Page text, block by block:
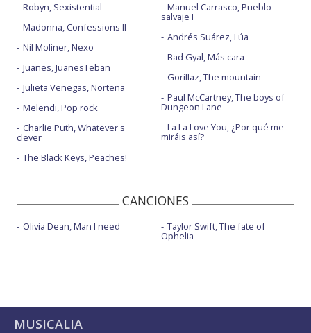
Robyn, Sexistential
Madonna, Confessions II
Nil Moliner, Nexo
Juanes, JuanesTeban
Julieta Venegas, Norteña
Melendi, Pop rock
Charlie Puth, Whatever's
clever
The Black Keys, Peaches!
Manuel Carrasco, Pueblo
salvaje I
Andrés Suárez, Lúa
Bad Gyal, Más cara
Gorillaz, The mountain
Paul McCartney, The boys of
Dungeon Lane
La La Love You, ¿Por qué me
miráis así?
CANCIONES
Olivia Dean, Man I need Taylor Swift, The fate of
Ophelia
MUSICALIA